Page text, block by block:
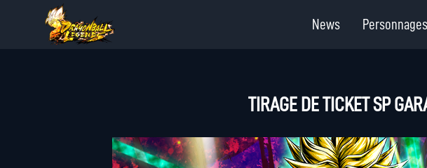
News Personnages
TIRAGE DE TICKET SP